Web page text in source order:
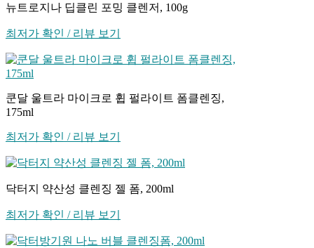
뉴트로지나 딥클린 포밍 클렌저, 100g
최저가 확인 / 리뷰 보기
쿤달 울트라 마이크로 휩 펄라이트 폼클렌징,
175ml
최저가 확인 / 리뷰 보기
닥터지 약산성 클렌징 젤 폼, 200ml
최저가 확인 / 리뷰 보기